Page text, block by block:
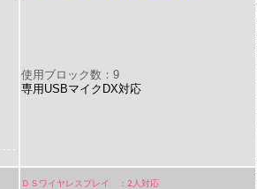
使用ブロック数：9
専用USBマイクDX対応
ＤＳワイヤレスプレイ ：2人対応